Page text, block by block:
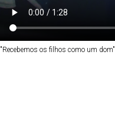
"Recebemos os filhos como um dom"